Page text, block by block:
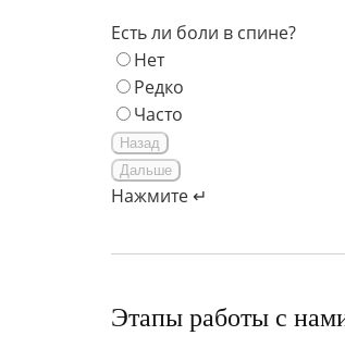
Есть ли боли в спине?
Нет
Редко
Часто
Назад
Дальше
Нажмите ↵
Этапы работы с